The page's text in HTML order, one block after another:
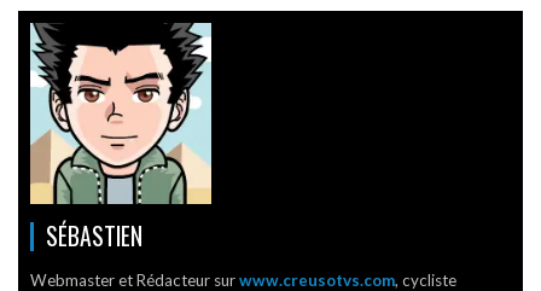
SÉBASTIEN
Webmaster et Rédacteur surwww.creusotvs.com, cycliste